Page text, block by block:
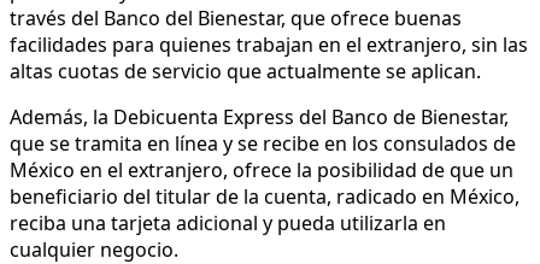
través del Banco del Bienestar, que ofrece buenas
facilidades para quienes trabajan en el extranjero, sin las
altas cuotas de servicio que actualmente se aplican.
Además, la Debicuenta Express del Banco de Bienestar,
que se tramita en línea y se recibe en los consulados de
México en el extranjero, ofrece la posibilidad de que un
beneficiario del titular de la cuenta, radicado en México,
reciba una tarjeta adicional y pueda utilizarla en
cualquier negocio.